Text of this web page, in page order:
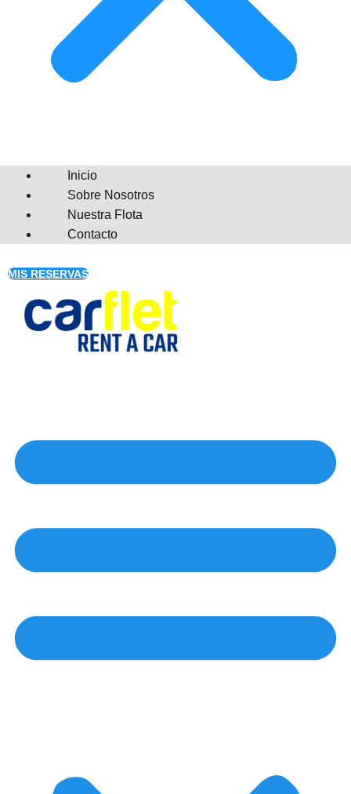
Inicio
Sobre Nosotros
Nuestra Flota
Contacto
MIS RESERVAS